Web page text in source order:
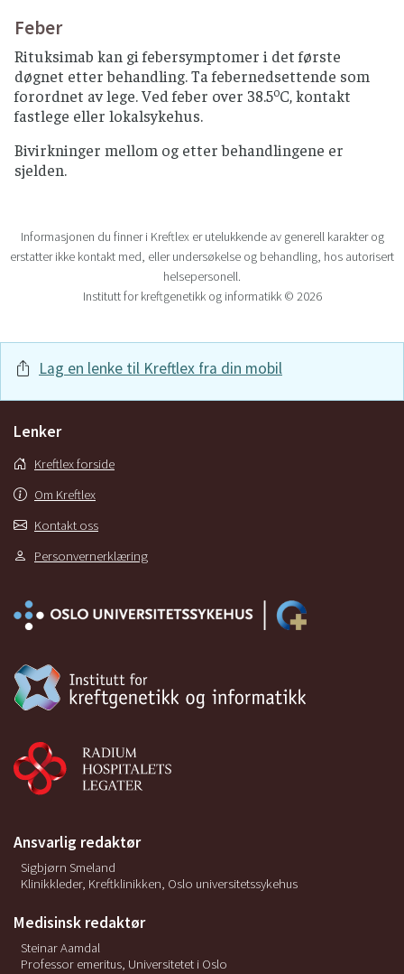
Feber
Rituksimab kan gi febersymptomer i det første
døgnet etter behandling. Ta febernedsettende som
forordnet av lege. Ved feber over 38.5oC, kontakt
fastlege eller lokalsykehus.
Bivirkninger mellom og etter behandlingene er
sjelden.
Informasjonen du finner i Kreftlex er utelukkende av generell karakter og
erstatter ikke kontakt med, eller undersøkelse og behandling, hos autorisert
helsepersonell.
Institutt for kreftgenetikk og informatikk © 2026
Lag en lenke til Kreftlex fra din mobil
Lenker
Kreftlex forside
Om Kreftlex
Kontakt oss
Personvernerklæring
Ansvarlig redaktør
Sigbjørn Smeland
Klinikkleder, Kreftklinikken, Oslo universitetssykehus
Medisinsk redaktør
Steinar Aamdal
Professor emeritus, Universitetet i Oslo